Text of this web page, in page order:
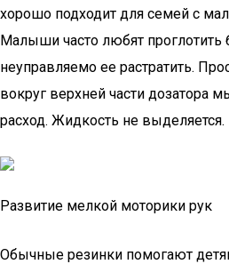
хорошо подходит для семей с
Малыши часто любят
неуправляемо ее растратить.
вокруг верхней части дозатора
расход. Жидкость не выделяется.
Развитие мелкой моторики рук
Обычные резинки помогают